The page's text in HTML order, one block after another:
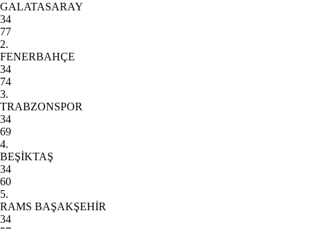
GALATASARAY
34
77
2.
FENERBAHÇE
34
74
3.
TRABZONSPOR
34
69
4.
BEŞİKTAŞ
34
60
5.
RAMS BAŞAKŞEHİR
34